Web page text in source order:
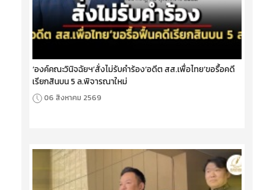
‘องค์คณะวินิจฉัยฯ’สั่งไม่รับคำร้อง‘อดีต สส.เพื่อไทย’ขอรื้อคดี
เรียกสินบน 5 ล.พิจารณาใหม่
06 สิงหาคม 2569